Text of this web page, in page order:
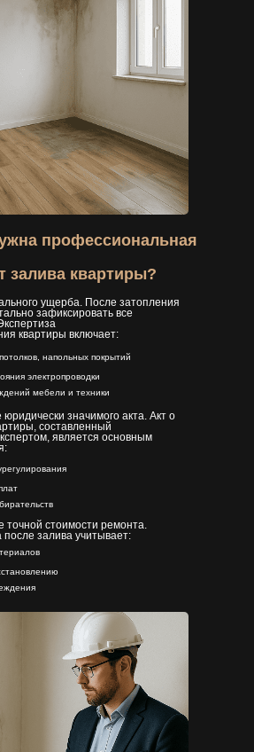
ущерба. После затопления
зафиксировать все
квартиры включает:
значимого акта. Акт о
составленный
является основным
профессиональная
залива квартиры?
напольных покрытий
электропроводки
мебели и техники
точной стоимости ремонта.
залива учитывает: